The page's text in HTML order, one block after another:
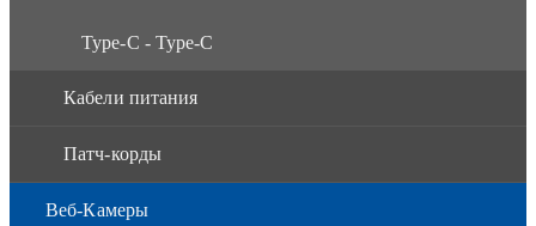
Type-C - Type-C
Кабели питания
Патч-корды
Веб-Камеры